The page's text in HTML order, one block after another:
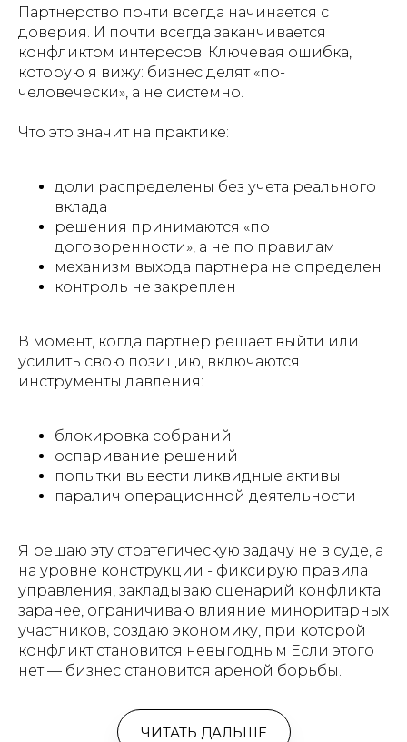
Партнерство почти всегда начинается с
доверия. И почти всегда заканчивается
конфликтом интересов. Ключевая ошибка,
которую я вижу: бизнес делят «по-
человечески», а не системно.
Что это значит на практике:
доли распределены без учета реального
вклада
решения принимаются «по
договоренности», а не по правилам
механизм выхода партнера не определен
контроль не закреплен
В момент, когда партнер решает выйти или
усилить свою позицию, включаются
инструменты давления:
блокировка собраний
оспаривание решений
попытки вывести ликвидные активы
паралич операционной деятельности
Я решаю эту стратегическую задачу не в суде, а
на уровне конструкции - фиксирую правила
управления, закладываю сценарий конфликта
заранее, ограничиваю влияние миноритарных
участников, создаю экономику, при которой
конфликт становится невыгодным Если этого
нет — бизнес становится ареной борьбы.
ЧИТАТЬ ДАЛЬШЕ